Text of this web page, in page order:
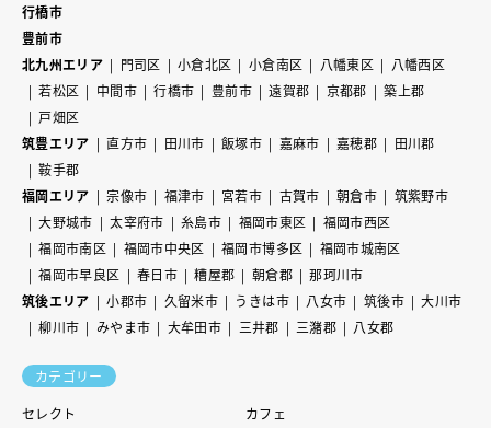
行橋市
豊前市
北九州エリア
門司区 小倉北区 小倉南区 八幡東区
八幡西区
若松区
中間市 行橋市 豊前市 遠賀郡 京都郡
築上郡
戸畑区
筑豊エリア
直方市 田川市 飯塚市 嘉麻市 嘉穂郡
田川郡
鞍手郡
福岡エリア
宗像市 福津市 宮若市 古賀市 朝倉市
筑紫野市
大野城市
太宰府市 糸島市 福岡市東区
福岡市西区
福岡市南区
福岡市中央区 福岡市博多区
福岡市城南区
福岡市早良区
春日市 糟屋郡 朝倉郡
那珂川市
筑後エリア
小郡市 久留米市 うきは市 八女市 筑後市
大川市
柳川市
みやま市 大牟田市 三井郡 三潴郡 八女郡
カテゴリー
セレクト
カフェ